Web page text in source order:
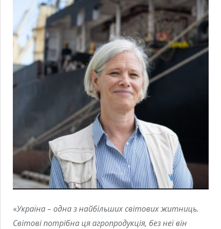
«Україна – одна з найбільших світових житниць.
Світові потрібна ця агропродукція, без неї він